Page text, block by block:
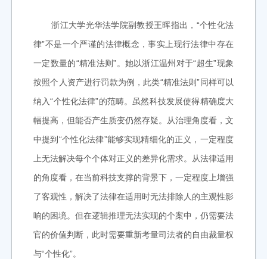
浙江大学光华法学院副教授王晖指出，“个性化法
律”不是一个严谨的法律概念，事实上现行法律中存在
一定数量的“精准法则”。她以浙江温州对于“超生”现象
按照个人资产进行罚款为例，此类“精准法则”同样可以
纳入“个性化法律”的范畴。虽然科技发展使得精确度大
幅提高，但能否产生质变仍然存疑。从治理角度看，文
中提到“个性化法律”能够实现精细化的正义，一定程度
上无法解决每个个体对正义的差异化需求。从法律适用
的角度看，在当前科技支撑的背景下，一定程度上增强
了客观性，解决了法律在适用时无法排除人的主观性影
响的困境。但在逻辑推理无法实现的个案中，仍需要法
官的价值判断，此时需要重新考量司法者的自由裁量权
与“个性化”。